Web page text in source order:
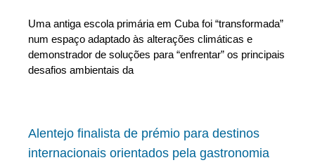
Uma antiga escola primária em Cuba foi “transformada”
num espaço adaptado às alterações climáticas e
demonstrador de soluções para “enfrentar” os principais
desafios ambientais da
Alentejo finalista de prémio para destinos
internacionais orientados pela gastronomia